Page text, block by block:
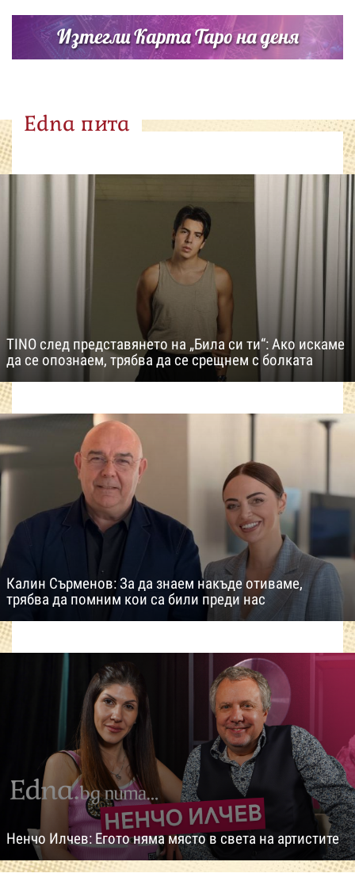
Изтегли Карта Таро на деня
Edna пита
TINO след представянето на „Била си ти“: Ако искаме
да се опознаем, трябва да се срещнем с болката
Калин Сърменов: За да знаем накъде отиваме,
трябва да помним кои са били преди нас
Ненчо Илчев: Егото няма място в света на артистите